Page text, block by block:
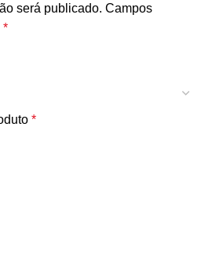
será publicado. Campos
*
*